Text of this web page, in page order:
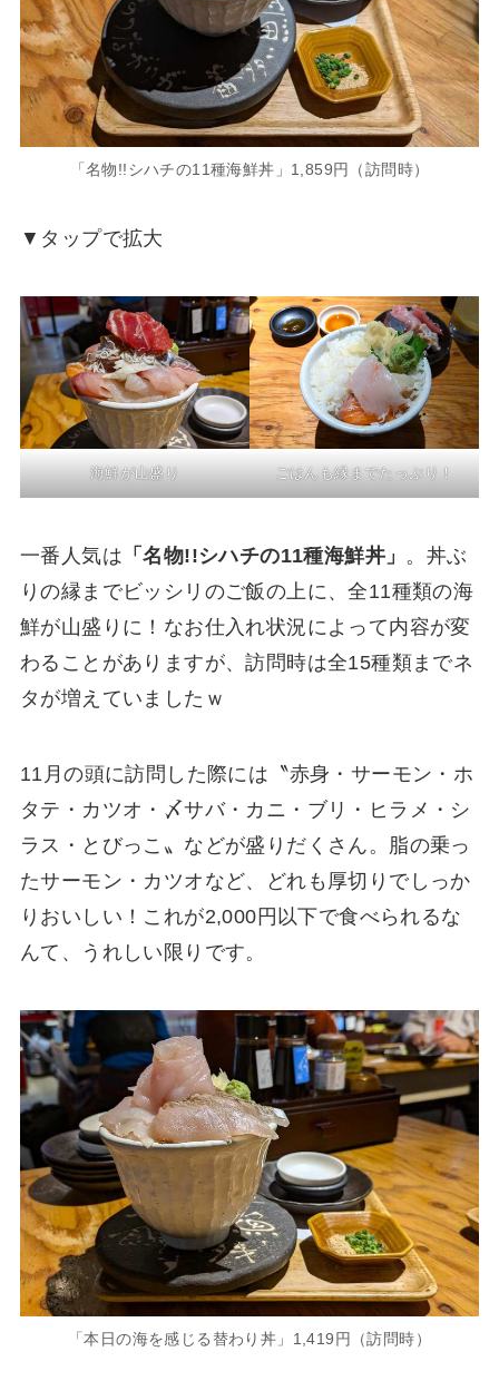
「名物!!シハチの11種海鮮丼」1,859円（訪問時）
▼タップで拡大
海鮮が山盛り ごはんも縁までたっぷり！
一番人気は 「名物!!シハチの11種海鮮丼」 。丼ぶ
りの縁までビッシリのご飯の上に、全11種類の海
鮮が山盛りに！なお仕入れ状況によって内容が変
わることがありますが、訪問時は全15種類までネ
タが増えていましたｗ
11月の頭に訪問した際には〝赤身・サーモン・ホ
タテ・カツオ・〆サバ・カニ・ブリ・ヒラメ・シ
ラス・とびっこ〟などが盛りだくさん。脂の乗っ
たサーモン・カツオなど、どれも厚切りでしっか
りおいしい！これが2,000円以下で食べられるな
んて、うれしい限りです。
「本日の海を感じる替わり丼」1,419円（訪問時）